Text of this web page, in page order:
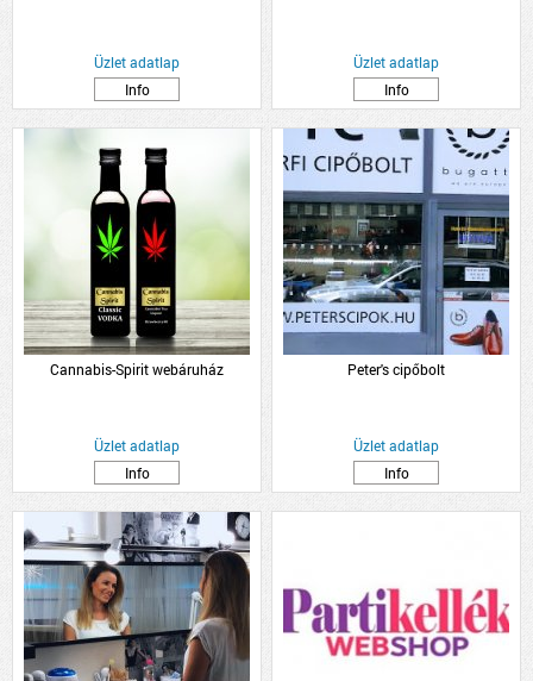
Üzlet adatlap
Info
Üzlet adatlap
Info
Cannabis-Spirit webáruház
Üzlet adatlap
Info
Peter's cipőbolt
Üzlet adatlap
Info